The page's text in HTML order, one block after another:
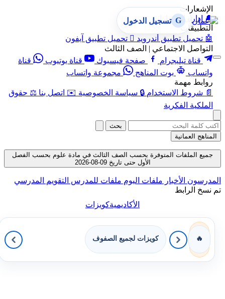
الإشعارات
🔔 إدارة الإشعارات
التطبيقات
🤖 تحميل تطبيق أندرويد  تحميل تطبيق آيفون
التواصل الاجتماعي | الصف الثالث
قناة تيليجرام
صفحة فيسبوك قناة يوتيوب
قناة
واتساب
بوت المناهج
مجموعة واتساب
روابط مهمة
📄 شروط الاستخدام 🔒 سياسة الخصوصية ✉️ اتصل بنا ⚖️ حقوق
الملكية الفكرية
G تسجيل الدخول
بحث
المناهج العمانية
جميع الملفات المتوفرة بحسب الصف الثالث في مادة علوم بحسب الفصل
الأول حتى تاريخ 09-08-2026
المدرسون الأخبار ملفات اليوم ملفات للمدرس التقويم المدرسي
تم نسخ الرابط
الأكاديميةكويزات
🔥 كويزات لجميع الصفوف